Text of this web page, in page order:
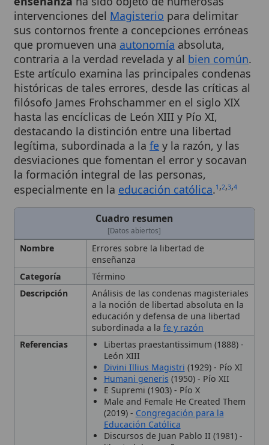
sus contornos frente a concepciones erróneas
que promueven una autonomíaabsoluta,
contraria a la verdad revelada y albien común.
Este artículo examina las principales condenas
históricas de tales errores, desde las críticas al
filósofo James Frohschammer en el siglo XIX
hasta las encíclicas de León XIII y Pío XI,
destacando la distinción entre una libertad
legítima, subordinada a lafey la razón, y las
desviaciones que fomentan el error y socavan
la formación integral de las personas,
especialmente en laeducación católica.1,2,3
Cuadro resumen
[Datos abiertos]
enseñanza
Término
Descripción
Análisis de las condenas magisteriales
a la noción de libertad absoluta en la
educación y defensa de una libertad
subordinada a la
Referencias Libertas praestantissimum (1888) -
León XIII
Divini Illius Magistri(1929) - Pío XI
Humani generis(1950) - Pío XII
E Supremi (1903) - Pío X
Male and Female He Created Them
(2019) - Congregación para la
Educación Católica
Discursos de Juan Pablo II (1981) -
libertad de enseñanza
Desde el siglo XIX (crítica a James
Frohschammer) hasta documentos del
siglo XXI, el Magisterioha intervenido
para corregir concepciones erróneas
de la libertad educativa.